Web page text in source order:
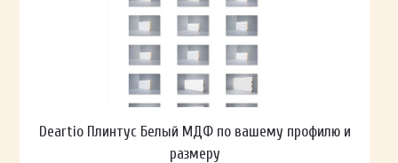
Deartio Плинтус Белый МДФ по вашему профилю и
размеру